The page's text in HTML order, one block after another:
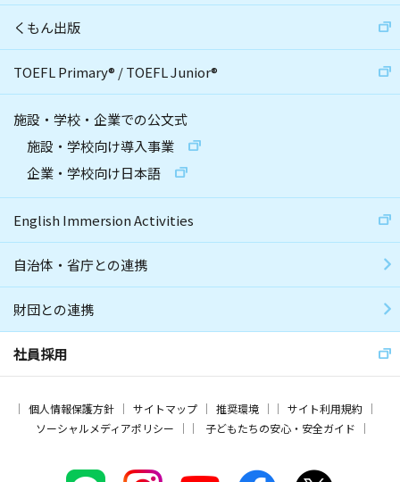
くもん出版
TOEFL Primary® /TOEFL Junior®
施設・学校・企業での公文式
施設・学校向け導入事業
企業・学校向け日本語
English Immersion Activities
自治体・省庁との連携
財団との連携
社員採用
個人情報保護方針 サイトマップ 推奨環境
サイト利用規約
ソーシャルメディアポリシー
子どもたちの安心・安全ガイド